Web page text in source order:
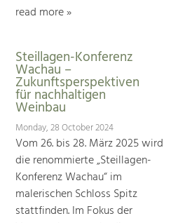
read more »
Steillagen-Konferenz
Wachau –
Zukunftsperspektiven
für nachhaltigen
Weinbau
Monday, 28 October 2024
Vom 26. bis 28. März 2025 wird
die renommierte „Steillagen-
Konferenz Wachau“ im
malerischen Schloss Spitz
stattfinden. Im Fokus der